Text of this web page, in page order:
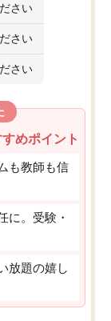
さい
さい
さい
めポイント
も教師も信
に。受験・
放題の嬉し